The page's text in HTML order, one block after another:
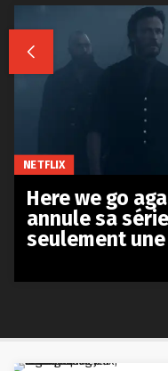

NETFLIX
Here we go
annule sa série
seulement